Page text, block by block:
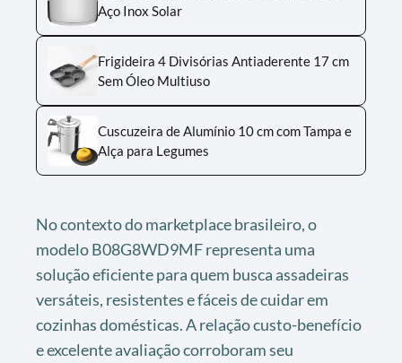
Aço Inox Solar
Frigideira 4 Divisórias Antiaderente 17 cm
Sem Óleo Multiuso
Cuscuzeira de Alumínio 10 cm com Tampa e
Alça para Legumes
No contexto do marketplace brasileiro, o
modelo B08G8WD9MF representa uma
solução eficiente para quem busca assadeiras
versáteis, resistentes e fáceis de cuidar em
cozinhas domésticas. A relação custo-benefício
e excelente avaliação corroboram seu